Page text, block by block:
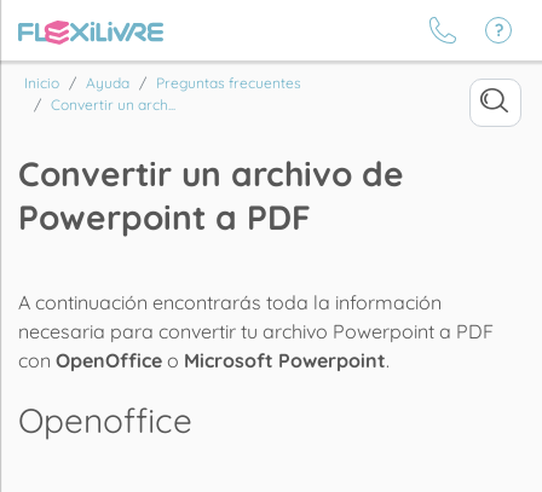
Inicio Ayuda
Preguntas frecuentes
Convertir un arch...
Convertir un archivo de
Powerpoint a PDF
A continuación encontrarás toda la información
necesaria para convertir tu archivo Powerpoint a PDF
con OpenOffice o Microsoft Powerpoint.
Openoffice